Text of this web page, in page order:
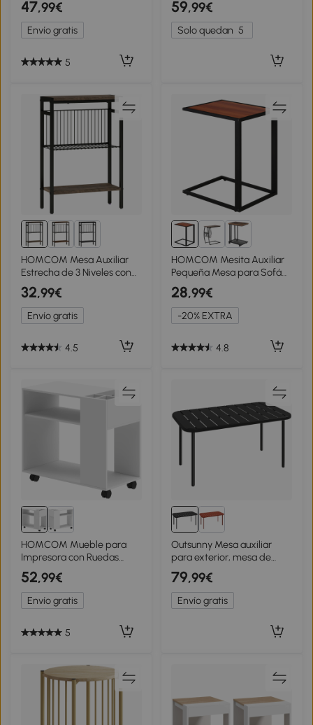
con un estante - 40x40x45
cm Negro
47,99€
Envío gratis
5
de Aluminio para Salón
Dormitorio 44x38x75 cm
Blanco
59,99€
Solo quedan 5
HOMCOM Mesa Auxiliar
Estrecha de 3 Niveles con
Estantes Abiertos y
Estructura de Acero para
Salón Dormitorio
43x18x62,5cm Roble
32,99€
Envío gratis
4.5
HOMCOM Mesita Auxiliar
Pequeña Mesa para Sofá
en Forma de C Estructura
de Metal y Tablero de
Madera MDF
40,6x50,8x64,2 cm Nogal
28,99€
-20% EXTRA
4.8
HOMCOM Mueble para
Impresora con Ruedas
Compartimentos
Superiores Estantes
Abiertos 70x36x60 cm
Blanco
52,99€
Envío gratis
5
Outsunny Mesa auxiliar
para exterior, mesa de
patio metálica rectangular
resistente a la intemperie
con tablero de lamas para
exteriores
79,99€
Envío gratis